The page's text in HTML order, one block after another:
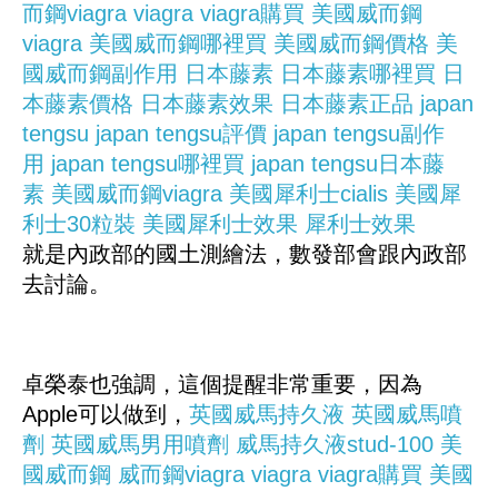
而鋼viagra viagra viagra購買 美國威而鋼
viagra 美國威而鋼哪裡買 美國威而鋼價格 美
國威而鋼副作用 日本藤素 日本藤素哪裡買 日
本藤素價格 日本藤素效果 日本藤素正品 japan
tengsu japan tengsu評價 japan tengsu副作
用 japan tengsu哪裡買 japan tengsu日本藤
素 美國威而鋼viagra 美國犀利士cialis 美國犀
利士30粒裝 美國犀利士效果 犀利士效果
就是內政部的國土測繪法，數發部會跟內政部
去討論。
卓榮泰也強調，這個提醒非常重要，因為
Apple可以做到， 英國威馬持久液 英國威馬噴
劑 英國威馬男用噴劑 威馬持久液stud-100 美
國威而鋼 威而鋼viagra viagra viagra購買 美國